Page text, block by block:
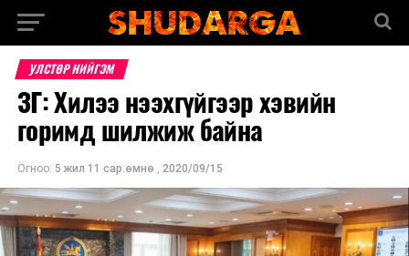
УЛСТӨР НИЙГЭМ
ЗГ: Хилээ нээхгүйгээр хэвийн
горимд шилжиж байна
Огноо: 5 жил 11 сар.өмнө , 2020/09/15